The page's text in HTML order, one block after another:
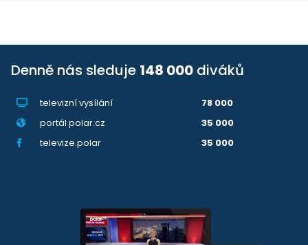
Denně nás sleduje 148 000 diváků
televizní vysílání
78 000
portál polar.cz
35 000
televize.polar
35 000